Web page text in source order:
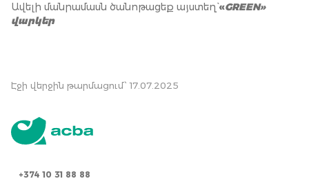
Ավելի մանրամասն ծանոթացեք այստեղ` «GREEN»
վարկեր
Էջի վերջին թարմացում՝ 17.07.2025
+374 10 31 88 88